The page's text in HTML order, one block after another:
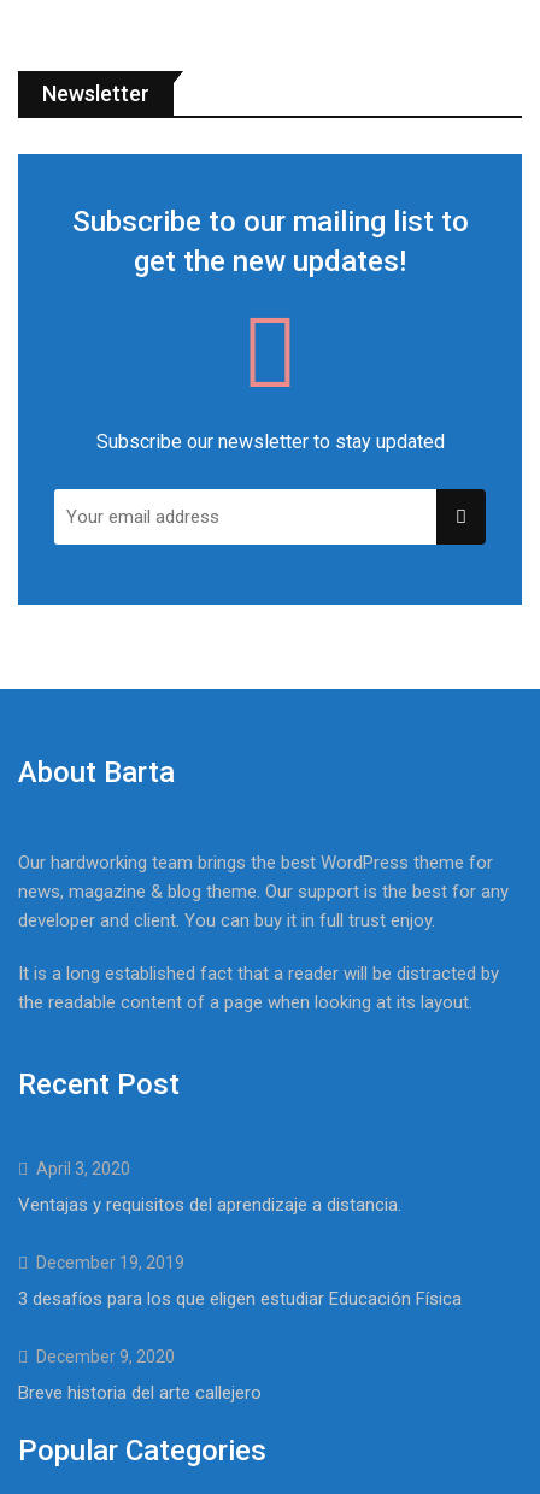
Newsletter
Subscribe to our mailing list to
get the new updates!
Subscribe our newsletter to stay updated
About Barta
Our hardworking team brings the best WordPress theme for
news, magazine & blog theme. Our support is the best for any
developer and client. You can buy it in full trust enjoy.
It is a long established fact that a reader will be distracted by
the readable content of a page when looking at its layout.
Recent Post
April 3, 2020
Ventajas y requisitos del aprendizaje a distancia.
December 19, 2019
3 desafíos para los que eligen estudiar Educación Física
December 9, 2020
Breve historia del arte callejero
Popular Categories